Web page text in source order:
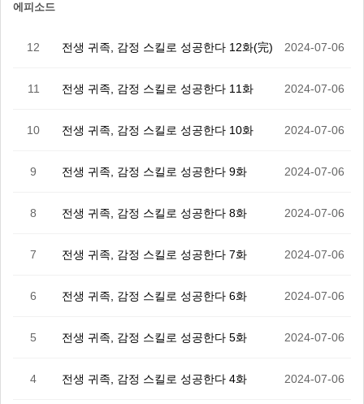
에피소드
12 전생 귀족, 감정 스킬로 성공한다 12화(完) 2024-07-06
11 전생 귀족, 감정 스킬로 성공한다 11화 2024-07-06
10 전생 귀족, 감정 스킬로 성공한다 10화 2024-07-06
9 전생 귀족, 감정 스킬로 성공한다 9화 2024-07-06
8 전생 귀족, 감정 스킬로 성공한다 8화 2024-07-06
7 전생 귀족, 감정 스킬로 성공한다 7화 2024-07-06
6 전생 귀족, 감정 스킬로 성공한다 6화 2024-07-06
5 전생 귀족, 감정 스킬로 성공한다 5화 2024-07-06
4 전생 귀족, 감정 스킬로 성공한다 4화 2024-07-06